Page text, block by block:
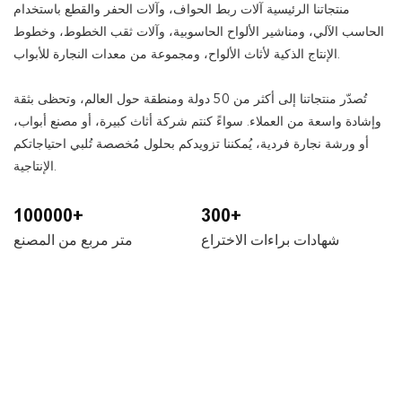
منتجاتنا الرئيسية آلات ربط الحواف، وآلات الحفر والقطع باستخدام
الحاسب الآلي، ومناشير الألواح الحاسوبية، وآلات ثقب الخطوط، وخطوط
الإنتاج الذكية لأثاث الألواح، ومجموعة من معدات النجارة للأبواب.
تُصدّر منتجاتنا إلى أكثر من 50 دولة ومنطقة حول العالم، وتحظى بثقة
وإشادة واسعة من العملاء. سواءً كنتم شركة أثاث كبيرة، أو مصنع أبواب،
أو ورشة نجارة فردية، يُمكننا تزويدكم بحلول مُخصصة تُلبي احتياجاتكم
الإنتاجية.
100000+
متر مربع من المصنع
300+
شهادات براءات الاختراع